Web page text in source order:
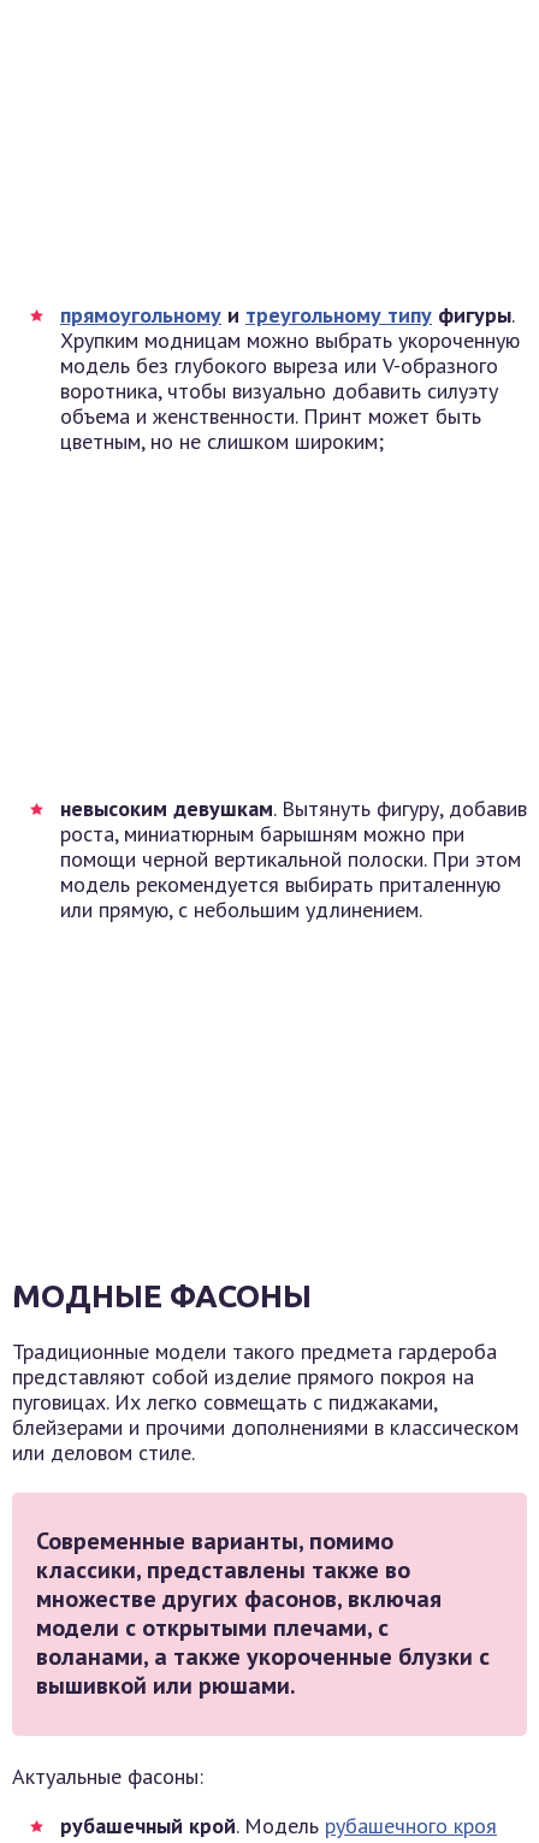
прямоугольному и треугольному типу фигуры.
Хрупким модницам можно выбрать укороченную
модель без глубокого выреза или V-образного
воротника, чтобы визуально добавить силуэту
объема и женственности. Принт может быть
цветным, но не слишком широким;
невысоким девушкам. Вытянуть фигуру, добавив
роста, миниатюрным барышням можно при
помощи черной вертикальной полоски. При этом
модель рекомендуется выбирать приталенную
или прямую, с небольшим удлинением.
МОДНЫЕ ФАСОНЫ
Традиционные модели такого предмета гардероба
представляют собой изделие прямого покроя на
пуговицах. Их легко совмещать с пиджаками,
блейзерами и прочими дополнениями в классическом
или деловом стиле.
Современные варианты, помимо
классики, представлены также во
множестве других фасонов, включая
модели с открытыми плечами, с
воланами, а также укороченные блузки с
вышивкой или рюшами.
Актуальные фасоны:
рубашечный крой. Модель рубашечного кроя